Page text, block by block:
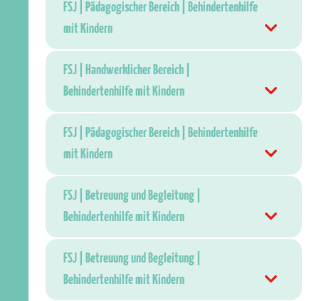
FSJ | Pädagogischer Bereich | Behindertenhilfe
mit Kindern
FSJ | Handwerklicher Bereich |
Behindertenhilfe mit Kindern
FSJ | Pädagogischer Bereich | Behindertenhilfe
mit Kindern
FSJ | Betreuung und Begleitung |
Behindertenhilfe mit Kindern
FSJ | Betreuung und Begleitung |
Behindertenhilfe mit Kindern